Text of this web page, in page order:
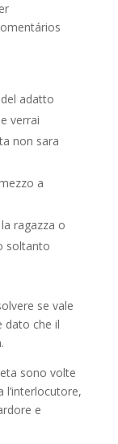
adatto
verrai
non sara
a
ragazza o
soltanto
se vale
dato che il
sono volte
l’interlocutore,
e